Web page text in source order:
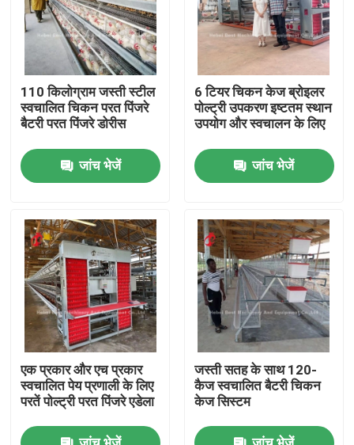
उत्पाद
हमारे बारे में
गुणवत्ता नियंत्रण
हमसे संपर्क करें
समाचार
एक बोली का अनुरोध
पोल्ट्री बैटरी केज सिस्टम
परत बैटरी पिंजरे प्रणाली
110 किलोग्राम जस्ती स्टील
स्वचालित चिकन परत पिंजरे
बैटरी परत पिंजरे डोरीस
जांच भेजें
6 टियर चिकन केज ब्रोइलर
पोल्ट्री उपकरण इष्टतम स्थान
उपयोग और स्वचालन के लिए
जांच भेजें
एक प्रकार और एच प्रकार
स्वचालित पेय प्रणाली के लिए
परतें पोल्ट्री परत पिंजरे एडेला
जस्ती सतह के साथ 120-
कैज स्वचालित बैटरी चिकन
केज सिस्टम